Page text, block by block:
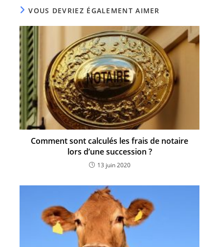
VOUS DEVRIEZ ÉGALEMENT AIMER
Comment sont calculés les frais de notaire
lors d’une succession ?
13 juin 2020